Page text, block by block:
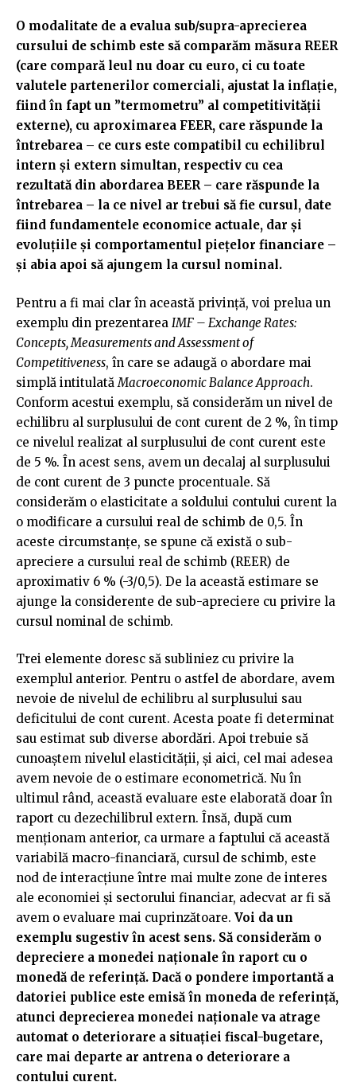
O modalitate de a evalua sub/supra-aprecierea
cursului de schimb este să comparăm măsura REER
(care compară leul nu doar cu euro, ci cu toate
valutele partenerilor comerciali, ajustat la inflație,
fiind în fapt un ”termometru” al competitivității
externe), cu aproximarea FEER, care răspunde la
întrebarea – ce curs este compatibil cu echilibrul
intern și extern simultan, respectiv cu cea
rezultată din abordarea BEER – care răspunde la
întrebarea – la ce nivel ar trebui să fie cursul, date
fiind fundamentele economice actuale, dar și
evoluțiile și comportamentul piețelor financiare –
și abia apoi să ajungem la cursul nominal.
Pentru a fi mai clar în această privință, voi prelua un
exemplu din prezentarea IMF – Exchange Rates:
Concepts, Measurements and Assessment of
Competitiveness, în care se adaugă o abordare mai
simplă intitulatăMacroeconomic Balance Approach.
Conform acestui exemplu, să considerăm un nivel de
echilibru al surplusului de cont curent de 2 %, în timp
ce nivelul realizat al surplusului de cont curent este
de 5 %. În acest sens, avem un decalaj al surplusului
de cont curent de 3 puncte procentuale. Să
considerăm o elasticitate a soldului contului curent la
o modificare a cursului real de schimb de 0,5. În
aceste circumstanțe, se spune că există o sub-
apreciere a cursului real de schimb (REER) de
aproximativ 6 % (-3/0,5). De la această estimare se
ajunge la considerente de sub-apreciere cu privire la
cursul nominal de schimb.
Trei elemente doresc să subliniez cu privire la
exemplul anterior. Pentru o astfel de abordare, avem
nevoie de nivelul de echilibru al surplusului sau
deficitului de cont curent. Acesta poate fi determinat
sau estimat sub diverse abordări. Apoi trebuie să
cunoaștem nivelul elasticității, și aici, cel mai adesea
avem nevoie de o estimare econometrică. Nu în
ultimul rând, această evaluare este elaborată doar în
raport cu dezechilibrul extern. Însă, după cum
menționam anterior, ca urmare a faptului că această
variabilă macro-financiară, cursul de schimb, este
nod de interacțiune între mai multe zone de interes
ale economiei și sectorului financiar, adecvat ar fi să
avem o evaluare mai cuprinzătoare. Voi da un
exemplu sugestiv în acest sens. Să considerăm o
depreciere a monedei naționale în raport cu o
monedă de referință. Dacă o pondere importantă a
datoriei publice este emisă în moneda de referință,
atunci deprecierea monedei naționale va atrage
automat o deteriorare a situației fiscal-bugetare,
care mai departe ar antrena o deteriorare a
contului curent.